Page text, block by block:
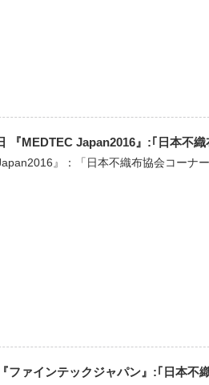
『MEDTEC Japan2016』:｢日本不
』：「日本不織布協会コーナ
ファインテックジャパン』:｢日本不